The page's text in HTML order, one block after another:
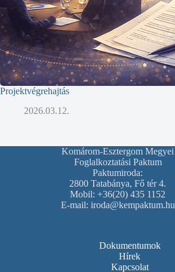
Projektvégrehajtás
2026.03.12.
Komárom-Esztergom Megyei
Foglalkoztatási Paktum
Paktumiroda:
2800 Tatabánya, Fő tér 4.
Mobil: +36(20) 435 1152
E-mail: iroda@kempaktum.hu
Dokumentumok
Hírek
Kapcsolat